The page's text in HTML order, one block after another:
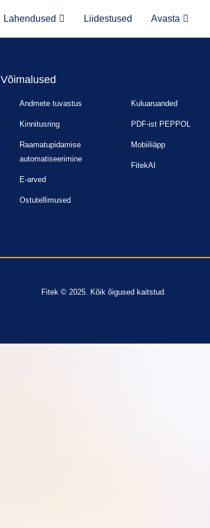
Lahendused Liidestused Avasta
Võimalused
Andmete tuvastus
Kinnitusring
Raamatupidamise
automatiseerimine
E-arved
Ostutellimused
Kuluaruanded
PDF-ist PEPPOL
Mobiiliäpp
FitekAI
Fitek © 2025. Kõik õigused kaitstud.